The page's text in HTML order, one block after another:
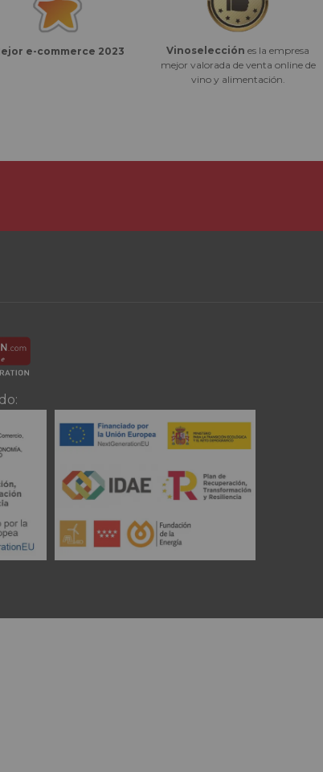
e-commerce 2023 Vinoselección es la empresa
mejor valorada de venta online de
vino y alimentación.